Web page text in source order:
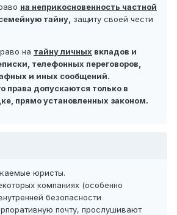
на неприкосновенность частной
тайну, защиту своей чести
на тайнуличных вкладов и
телефонных переговоров,
и иных сообщений.
права допускаются только в
прямо установленных законом.
юристы.
компаниях (особенно
безопасности
почту, прослушивают